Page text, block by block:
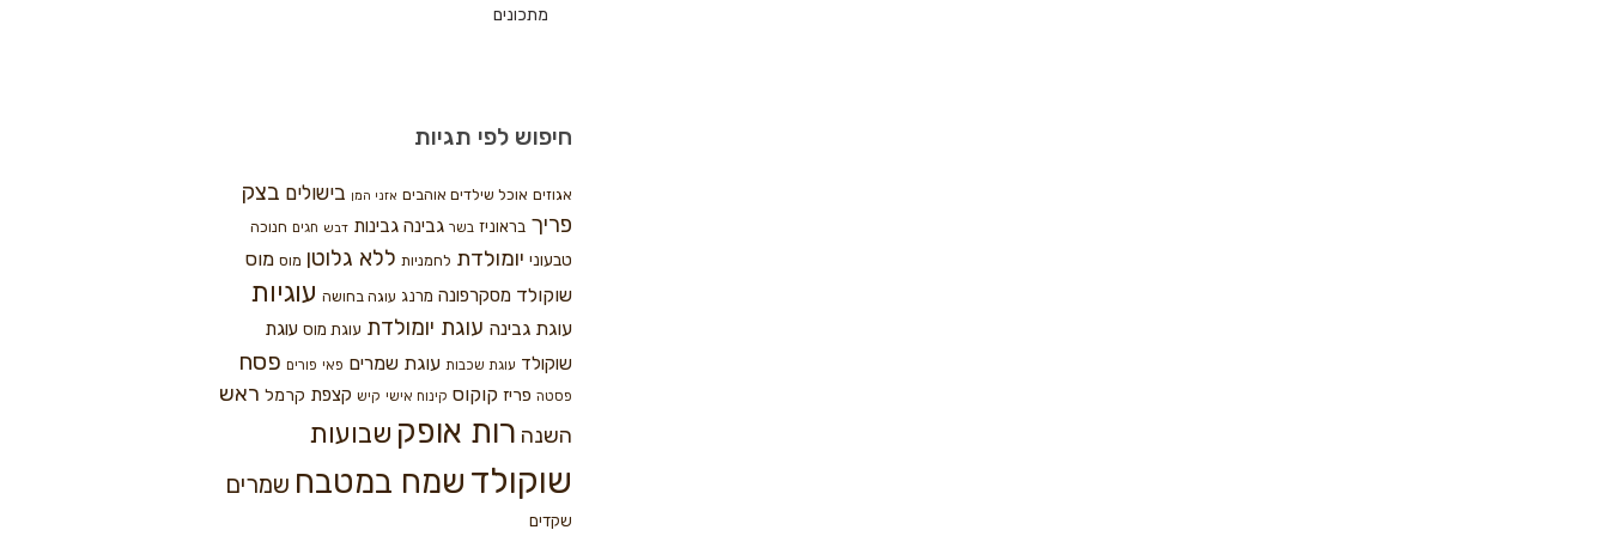
מתכונים
חיפוש לפי תגיות
אגוזים אוכל שילדים אוהבים אזני המן בישולים בצק
פריך בראוניז בשר גבינה גבינות דבש חגים חנוכה
טבעוני יומולדת לחמניות ללא גלוטן מוס מוס
שוקולד מסקרפונה מרנג עוגה בחושה עוגיות
עוגת גבינה עוגת יומולדת עוגת מוס עוגת
שוקולד עוגת שכבות עוגת שמרים פאי פורים פסח
פסטה פריז קוקוס קינוח אישי קיש קצפת קרמל ראש
השנה רות אופק שבועות
שוקולד שמח במטבח שמרים
שקדים